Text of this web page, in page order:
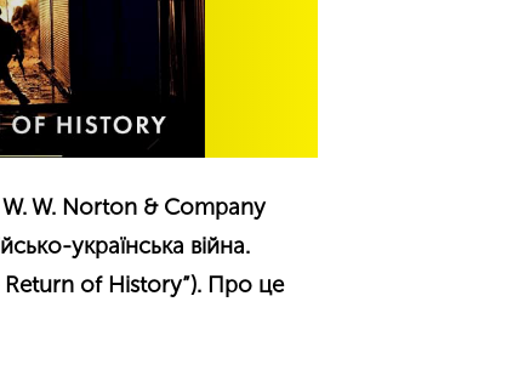
W. Norton & Company
українська війна.
Return of History”). Про це